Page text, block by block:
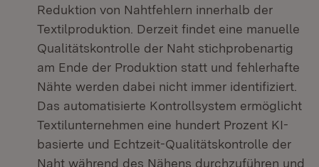
Reduktion von Nahtfehlern innerhalb der
Textilproduktion. Derzeit findet eine manuelle
Qualitätskontrolle der Naht stichprobenartig
am Ende der Produktion statt und fehlerhafte
Nähte werden dabei nicht immer identifiziert.
Das automatisierte Kontrollsystem ermöglicht
Textilunternehmen eine hundert Prozent KI-
basierte und Echtzeit-Qualitätskontrolle der
Naht während des Nähens durchzuführen und